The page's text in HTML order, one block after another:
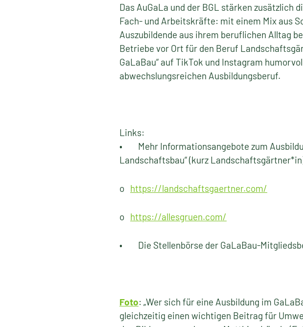
Das AuGaLa und der BGL stärken zusätzlich
Fach- und Arbeitskräfte: mit einem Mix aus
Auszubildende aus ihrem beruflichen Alltag
Betriebe vor Ort für den Beruf
GaLaBau“ auf TikTok und Instagram
abwechslungsreichen Ausbildungsberuf.
Links:
• Mehr Informationsangebote zum
Landschaftsbau“ (kurz
o https://landschaftsgaertner.com/
o https://allesgruen.com/
• Die Stellenbörse der GaLaBau-
Foto: „Wer sich für eine Ausbildung im
gleichzeitig einen wichtigen Beitrag für